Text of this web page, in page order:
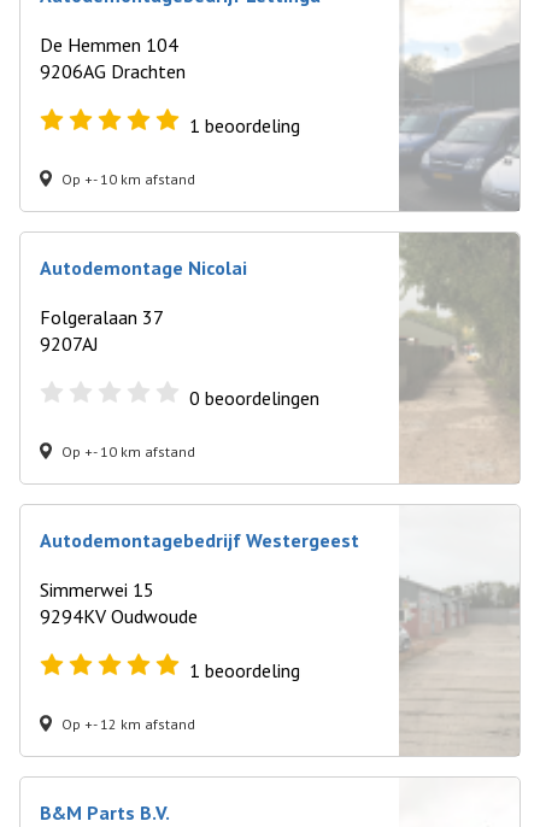
De Hemmen 104
9206AG Drachten
1 beoordeling
Op +- 10 km afstand
Autodemontage Nicolai
Folgeralaan 37
9207AJ
0 beoordelingen
Op +- 10 km afstand
Autodemontagebedrijf Westergeest
Simmerwei 15
9294KV Oudwoude
1 beoordeling
Op +- 12 km afstand
B&M Parts B.V.